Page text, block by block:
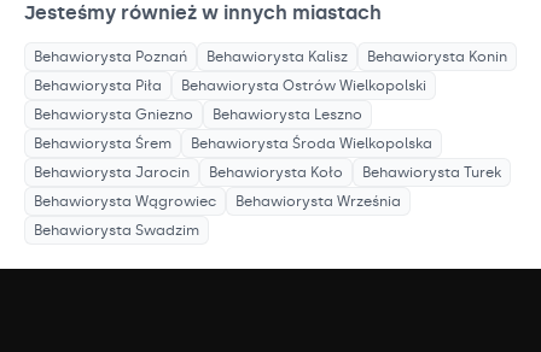
Jesteśmy również w innych miastach
Behawiorysta Poznań Behawiorysta Kalisz Behawiorysta Konin
Behawiorysta Piła Behawiorysta Ostrów Wielkopolski
Behawiorysta Gniezno Behawiorysta Leszno
Behawiorysta Śrem Behawiorysta Środa Wielkopolska
Behawiorysta Jarocin Behawiorysta Koło Behawiorysta Turek
Behawiorysta Wągrowiec Behawiorysta Września
Behawiorysta Swadzim